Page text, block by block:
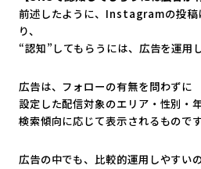
前述したように、Instagramの投稿
り、
“認知”してもらうには、広告を運用
広告は、フォローの有無を問わずに
設定した配信対象のエリア・性別・
検索傾向に応じて表示されるものです
広告の中でも、比較的運用しやす